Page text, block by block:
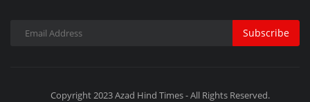
Subscribe
Copyright 2023 Azad Hind Times - All Rights Reserved.